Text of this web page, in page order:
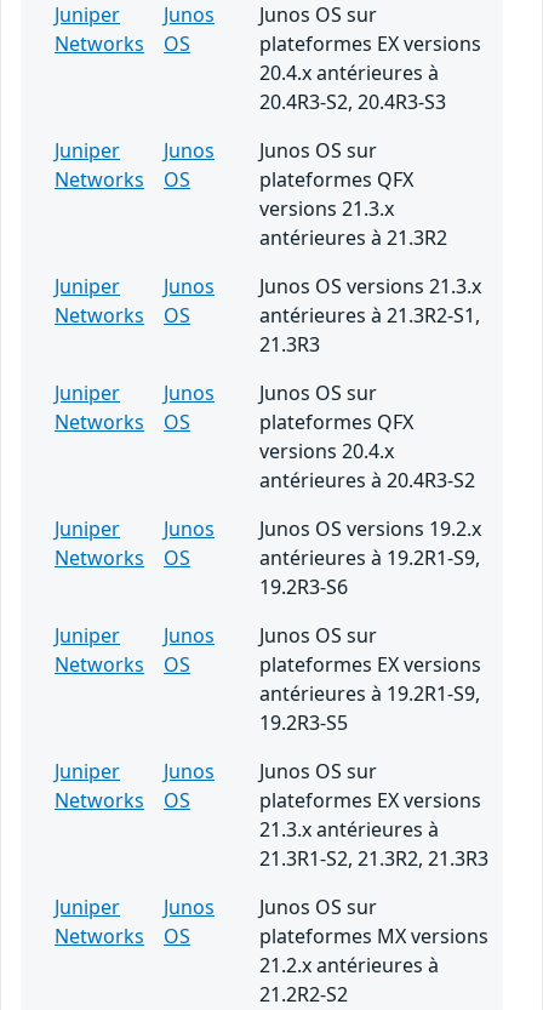
Juniper
Networks
Junos
OS
Junos OS sur
plateformes EX versions
20.4.x antérieures à
20.4R3-S2, 20.4R3-S3
Juniper
Networks
Junos
OS
Junos OS sur
plateformes QFX
versions 21.3.x
antérieures à 21.3R2
Juniper
Networks
Junos
OS
Junos OS versions 21.3.x
antérieures à 21.3R2-S1,
21.3R3
Juniper
Networks
Junos
OS
Junos OS sur
plateformes QFX
versions 20.4.x
antérieures à 20.4R3-S2
Juniper
Networks
Junos
OS
Junos OS versions 19.2.x
antérieures à 19.2R1-S9,
19.2R3-S6
Juniper
Networks
Junos
OS
Junos OS sur
plateformes EX versions
antérieures à 19.2R1-S9,
19.2R3-S5
Juniper
Networks
Junos
OS
Junos OS sur
plateformes EX versions
21.3.x antérieures à
21.3R1-S2, 21.3R2, 21.3R3
Juniper
Networks
Junos
OS
Junos OS sur
plateformes MX versions
21.2.x antérieures à
21.2R2-S2